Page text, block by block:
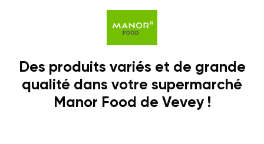
Des produits variés et de grande
qualité dans votre supermarché
Manor Food de Vevey !